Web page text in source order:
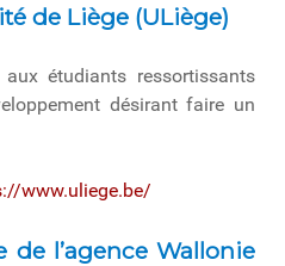
de Liège (ULiège)
étudiants ressortissants
désirant faire un
www.uliege.be/
de l’agence Wallonie